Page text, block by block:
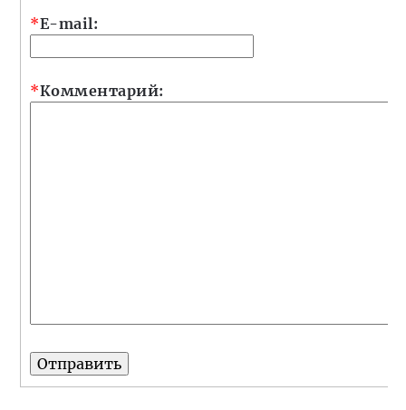
*E-mail:
*Комментарий: